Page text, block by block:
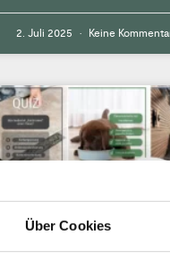
Über Cookies
2. Juli 2025 Keine